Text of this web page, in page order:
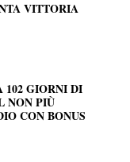
VITTORIA
102 GIORNI DI
NON PIÙ
CON BONUS